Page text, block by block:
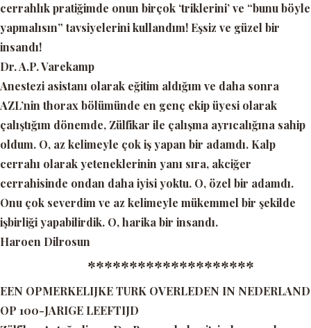
cerrahlık pratiğimde onun birçok ‘triklerini’ ve “bunu böyle
yapmalısın” tavsiyelerini kullandım! Eşsiz ve güzel bir
insandı!
Dr. A.P. Varekamp
Anestezi asistanı olarak eğitim aldığım ve daha sonra
AZL’nin thorax bölümünde en genç ekip üyesi olarak
çalıştığım dönemde, Zülfikar ile çalışma ayrıcalığına sahip
oldum. O, az kelimeyle çok iş yapan bir adamdı. Kalp
cerrahı olarak yeteneklerinin yanı sıra, akciğer
cerrahisinde ondan daha iyisi yoktu. O, özel bir adamdı.
Onu çok severdim ve az kelimeyle mükemmel bir şekilde
işbirliği yapabilirdik. O, harika bir insandı.
Haroen Dilrosun
********************
EEN OPMERKELIJKE TURK OVERLEDEN IN NEDERLAND
OP 100-JARIGE LEEFTIJD